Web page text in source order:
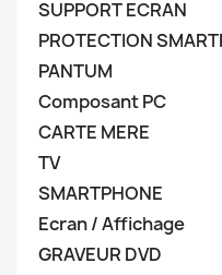
SUPPORT ECRAN
PROTECTION
PANTUM
Composant PC
CARTE MERE
TV
SMARTPHONE
Ecran / Affichage
GRAVEUR DVD